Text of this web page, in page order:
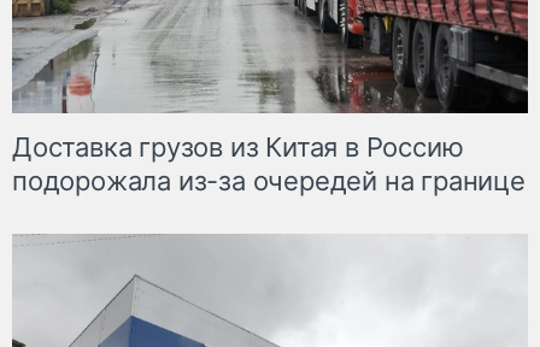
Доставка грузов из Китая в Россию
подорожала из-за очередей на границе